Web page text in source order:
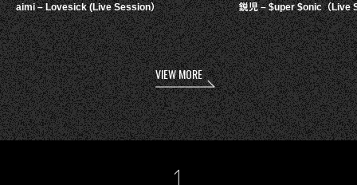
aimi – Lovesick (Live Session） 鋭児 – $uper $onic（Live
VIEW MORE